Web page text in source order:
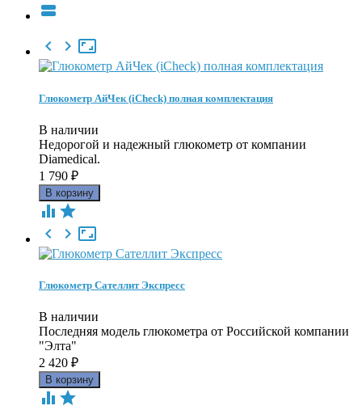


 
Глюкометр АйЧек (iCheck) полная комплектация
В наличии
Недорогой и надежный глюкометр от компании
Diamedical.
1 790 ₽
 

 
Глюкометр Сателлит Экспресс
В наличии
Последняя модель глюкометра от Российской компании
"Элта"
2 420 ₽
 